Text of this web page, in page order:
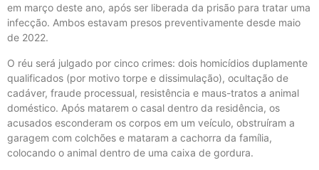
em março deste ano, após ser liberada da prisão para tratar uma
infecção. Ambos estavam presos preventivamente desde maio
de 2022.
O réu será julgado por cinco crimes: dois homicídios duplamente
qualificados (por motivo torpe e dissimulação), ocultação de
cadáver, fraude processual, resistência e maus-tratos a animal
doméstico. Após matarem o casal dentro da residência, os
acusados esconderam os corpos em um veículo, obstruíram a
garagem com colchões e mataram a cachorra da família,
colocando o animal dentro de uma caixa de gordura.